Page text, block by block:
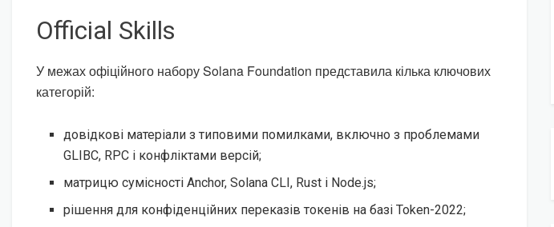
Official Skills
У межах офіційного набору Solana Foundation представила кілька ключових
категорій:
довідкові матеріали з типовими помилками, включно з проблемами
GLIBC, RPC і конфліктами версій;
матрицю сумісності Anchor, Solana CLI, Rust і Node.js;
рішення для конфіденційних переказів токенів на базі Token-2022;